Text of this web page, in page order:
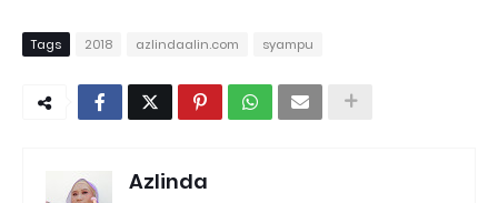
Tags 2018 azlindaalin.com syampu
Azlinda